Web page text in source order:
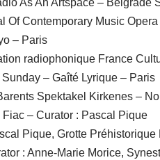
As An Artspace – Belgrade
Of Contemporary Music
– Paris
radiophonique France
– Gaîté Lyrique – Paris
Spektakel Kirkenes –
– Curator : Pascal Pique
Pique, Grotte Préhistorique
: Anne-Marie Morice,